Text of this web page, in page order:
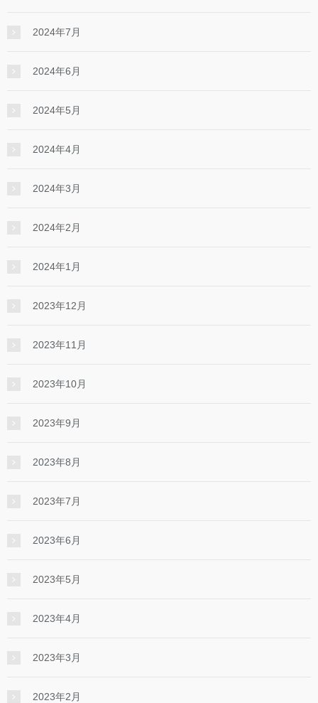
2024年7月
2024年6月
2024年5月
2024年4月
2024年3月
2024年2月
2024年1月
2023年12月
2023年11月
2023年10月
2023年9月
2023年8月
2023年7月
2023年6月
2023年5月
2023年4月
2023年3月
2023年2月